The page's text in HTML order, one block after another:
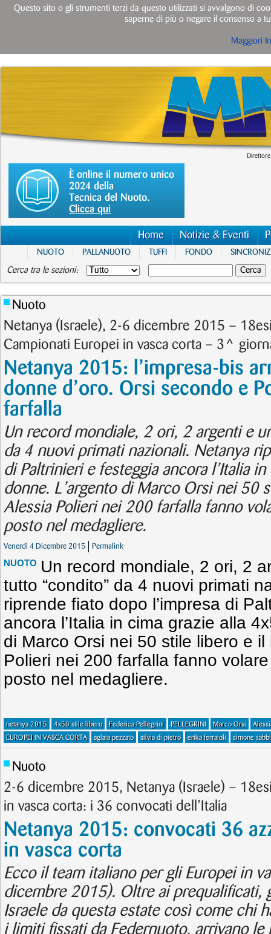
È online il numero unico
2024 della
Tecnica del Nuoto.
Clicca qui
Home Notizie & Eventi
NUOTO PALLANUOTO TUFFI FONDO
Cerca tra le sezioni:
Nuoto
Netanya (Israele), 2-6 dicembre 2015 –
Campionati Europei in vasca corta – 3^
Netanya 2015: l’impresa-bis
donne d’oro. Orsi secondo e
farfalla
Un record mondiale, 2 ori, 2 argenti e
da 4 nuovi primati nazionali. Netanya
di Paltrinieri e festeggia ancora l’Italia
donne. L’argento di Marco Orsi nei 50
Alessia Polieri nei 200 farfalla fanno
posto nel medagliere.
Venerdì 4 Dicembre 2015 Permalink
NUOTO Un record mondiale, 2 ori, 2
tutto “condito” da 4 nuovi primati
riprende fiato dopo l’impresa di
ancora l’Italia in cima grazie alla
di Marco Orsi nei 50 stile libero e
Polieri nei 200 farfalla fanno
posto nel medagliere.
netanya 2015 4x50 stile libero Federica Pellegrini PELLEGRINI Marco Orsi
EUROPEI IN VASCA CORTA
aglaia pezzato silvia di pietro erika ferraioli simone
Nuoto
2-6 dicembre 2015, Netanya (Israele) –
in vasca corta: i 36 convocati dell’Italia
Netanya 2015: convocati 36
in vasca corta
Ecco il team italiano per gli Europei in
dicembre 2015). Oltre ai prequalificati,
Israele da questa estate così come chi
i limiti fissati da Federnuoto, arrivano
Questo sito o gli strumenti terzi da questo utilizzati si avvalgono di
saperne di più o negare il consenso a
Maggiori